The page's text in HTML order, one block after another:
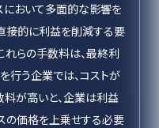
において多面的な影響を
接的に利益を削減する要
れらの手数料は、最終利
行う企業では、コストが
料が高いと、企業は利益
の価格を上乗せする必要